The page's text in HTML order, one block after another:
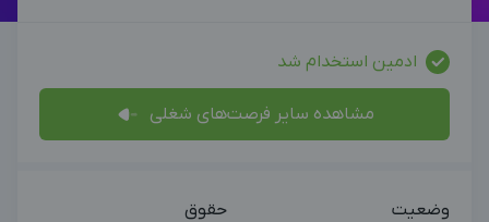
ادمین استخدام شد
مشاهده سایر فرصت‌های شغلی
وضعیت
حقوق